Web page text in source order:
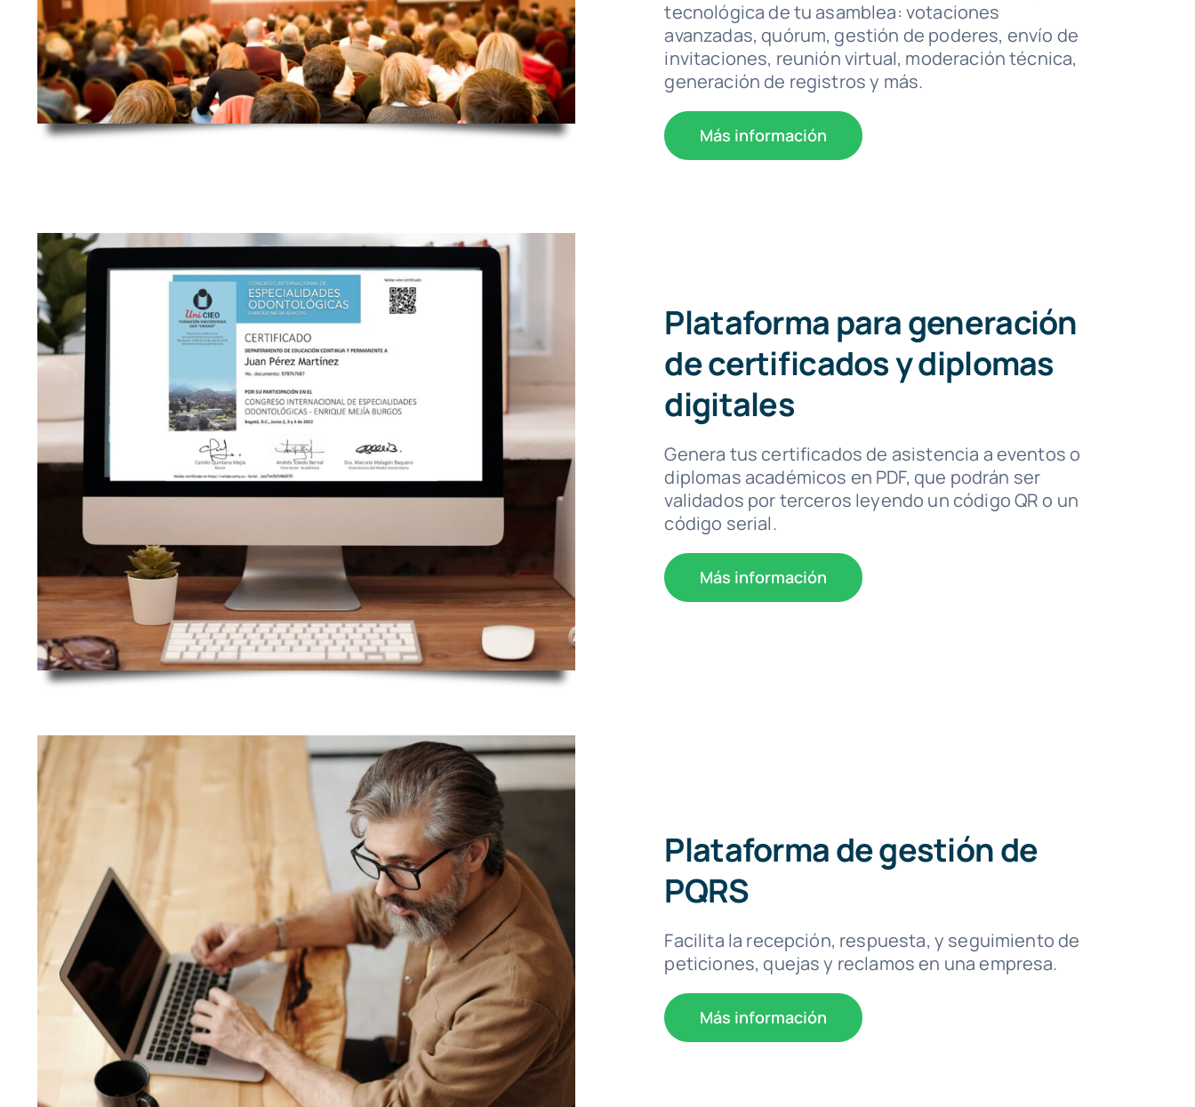
tecnológica de tu asamblea: votaciones
avanzadas, quórum, gestión de poderes, envío de
invitaciones, reunión virtual, moderación técnica,
generación de registros y más.
Más información
Plataforma para generación
de certificados y diplomas
digitales
Genera tus certificados de asistencia a eventos o
diplomas académicos en PDF, que podrán ser
validados por terceros leyendo un código QR o un
código serial.
Más información
Plataforma de gestión de
PQRS
Facilita la recepción, respuesta, y seguimiento de
peticiones, quejas y reclamos en una empresa.
Más información